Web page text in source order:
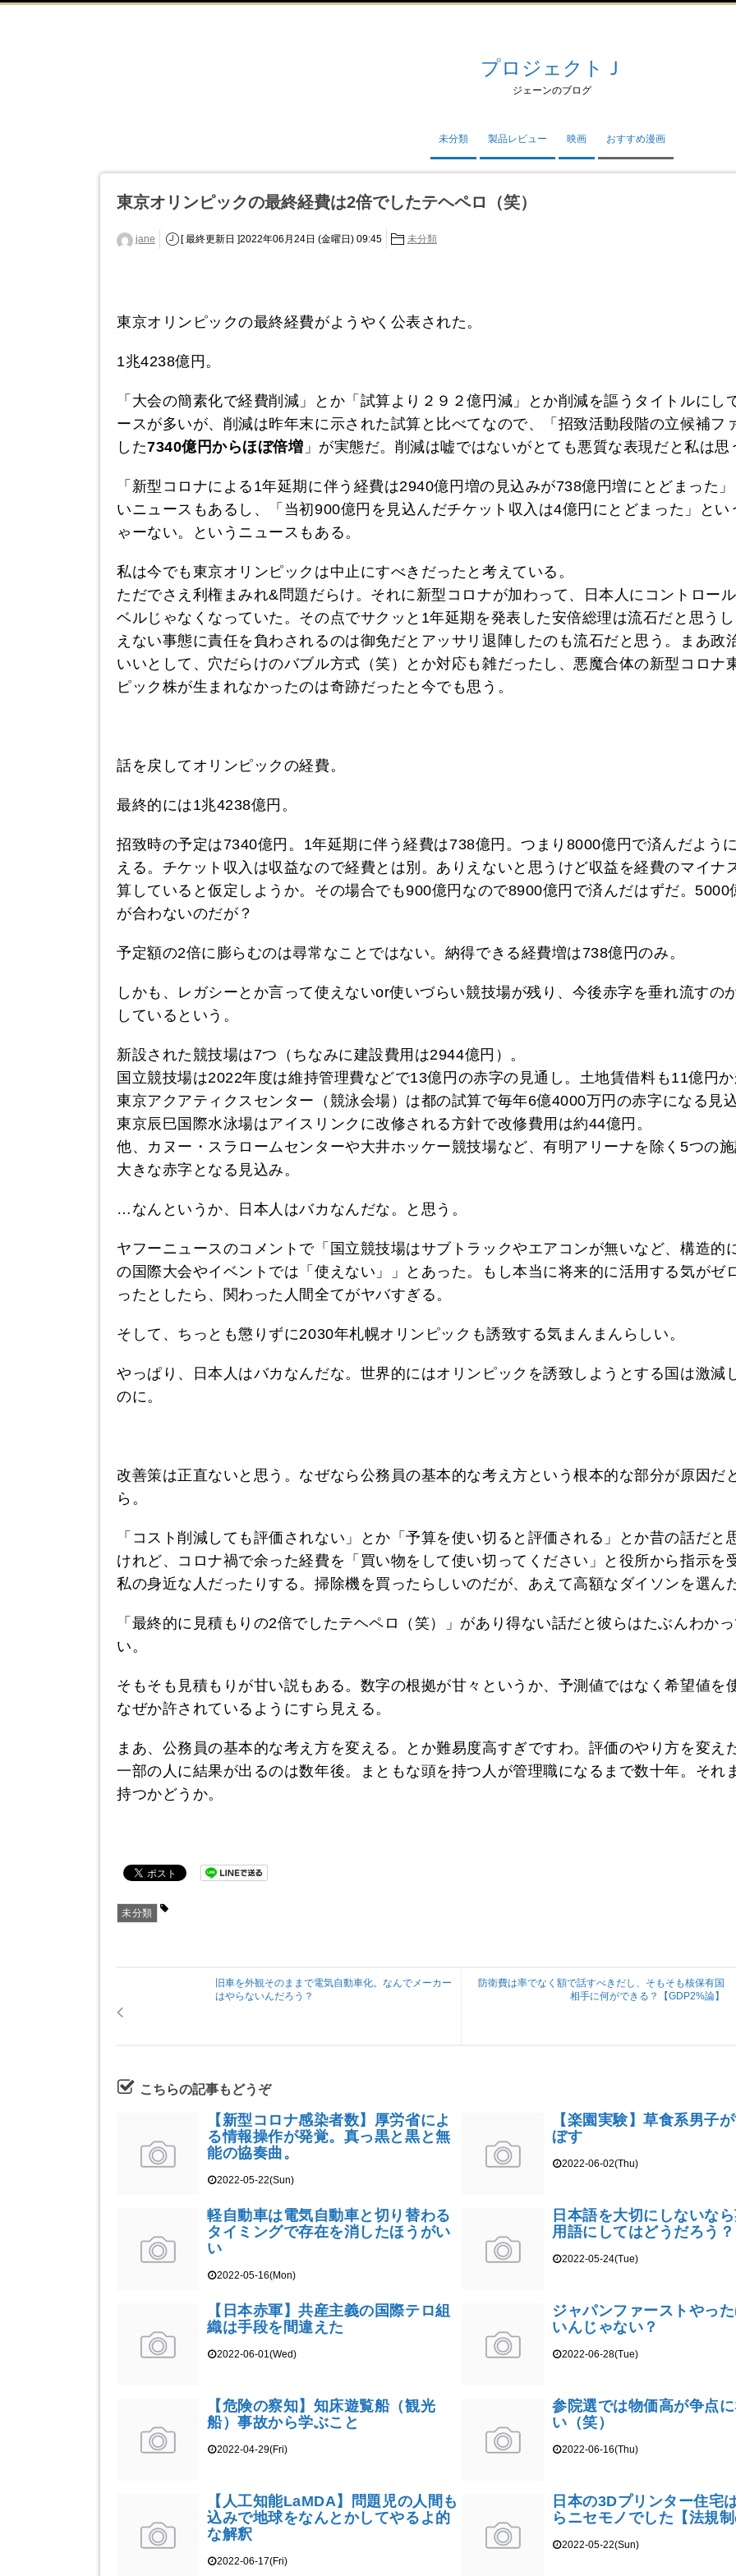
プロジェクトＪ
ジェーンのブログ
未分類 製品レビュー 映画 おすすめ漫画
東京オリンピックの最終経費は2倍でしたテヘペロ（笑）
jane [ 最終更新日 ]2022年06月24日 (金曜日) 09:45 未分類
東京オリンピックの最終経費がようやく公表された。
1兆4238億円。
「大会の簡素化で経費削減」とか「試算より２９２億円減」とか削減を謳うタイトルにし
ースが多いが、削減は昨年末に示された試算と比べてなので、「招致活動段階の立候補フ
した7340億円からほぼ倍増 」が実態だ。削減は嘘ではないがとても悪質な表現だと私は思
「新型コロナによる1年延期に伴う経費は2940億円増の見込みが738億円増にとどまった
いニュースもあるし、「当初900億円を見込んだチケット収入は4億円にとどまった」とい
ゃーない。というニュースもある。
私は今でも東京オリンピックは中止にすべきだったと考えている。
ただでさえ利権まみれ&問題だらけ。それに新型コロナが加わって、日本人にコントロー
ベルじゃなくなっていた。その点でサクッと1年延期を発表した安倍総理は流石だと思う
えない事態に責任を負わされるのは御免だとアッサリ退陣したのも流石だと思う。まあ政
いいとして、穴だらけのバブル方式（笑）とか対応も雑だったし、悪魔合体の新型コロナ
ピック株が生まれなかったのは奇跡だったと今でも思う。
話を戻してオリンピックの経費。
最終的には1兆4238億円。
招致時の予定は7340億円。1年延期に伴う経費は738億円。つまり8000億円で済んだよう
える。チケット収入は収益なので経費とは別。ありえないと思うけど収益を経費のマイナ
算していると仮定しようか。その場合でも900億円なので8900億円で済んだはずだ。5000
が合わないのだが？
予定額の2倍に膨らむのは尋常なことではない。納得できる経費増は738億円のみ。
しかも、レガシーとか言って使えないor使いづらい競技場が残り、今後赤字を垂れ流すの
しているという。
新設された競技場は7つ（ちなみに建設費用は2944億円）。
国立競技場は2022年度は維持管理費などで13億円の赤字の見通し。土地賃借料も11億円
東京アクアティクスセンター（競泳会場）は都の試算で毎年6億4000万円の赤字になる見
東京辰巳国際水泳場はアイスリンクに改修される方針で改修費用は約44億円。
他、カヌー・スラロームセンターや大井ホッケー競技場など、有明アリーナを除く5つの
大きな赤字となる見込み。
…なんというか、日本人はバカなんだな。と思う。
ヤフーニュースのコメントで「国立競技場はサブトラックやエアコンが無いなど、構造的
の国際大会やイベントでは「使えない」」とあった。もし本当に将来的に活用する気がゼ
ったとしたら、関わった人間全てがヤバすぎる。
そして、ちっとも懲りずに2030年札幌オリンピックも誘致する気まんまんらしい。
やっぱり、日本人はバカなんだな。世界的にはオリンピックを誘致しようとする国は激減
のに。
改善策は正直ないと思う。なぜなら公務員の基本的な考え方という根本的な部分が原因だ
ら。
「コスト削減しても評価されない」とか「予算を使い切ると評価される」とか昔の話だと
けれど、コロナ禍で余った経費を「買い物をして使い切ってください」と役所から指示を
私の身近な人だったりする。掃除機を買ったらしいのだが、あえて高額なダイソンを選ん
「最終的に見積もりの2倍でしたテヘペロ（笑）」があり得ない話だと彼らはたぶんわか
い。
そもそも見積もりが甘い説もある。数字の根拠が甘々というか、予測値ではなく希望値を
なぜか許されているようにすら見える。
まあ、公務員の基本的な考え方を変える。とか難易度高すぎですわ。評価のやり方を変え
一部の人に結果が出るのは数年後。まともな頭を持つ人が管理職になるまで数十年。それ
持つかどうか。
未分類
旧車を外観そのままで電気自動車化。なんでメーカー
はやらないんだろう？
防衛費は率でなく額で話すべきだし、そもそも核保有国
相手に何ができる？【GDP2%論】
こちらの記事もどうぞ
【新型コロナ感染者数】厚労省によ
る情報操作が発覚。真っ黒と黒と無
能の協奏曲。
2022-05-22(Sun)
【楽園実験】草食系男子
ぼす
2022-06-02(Thu)
軽自動車は電気自動車と切り替わる
タイミングで存在を消したほうがい
い
2022-05-16(Mon)
日本語を大切にしないな
用語にしてはどうだろう？
2022-05-24(Tue)
【日本赤軍】共産主義の国際テロ組
織は手段を間違えた
2022-06-01(Wed)
ジャパンファーストやっ
いんじゃない？
2022-06-28(Tue)
【危険の察知】知床遊覧船（観光
船）事故から学ぶこと
2022-04-29(Fri)
参院選では物価高が争点
い（笑）
2022-06-16(Thu)
【人工知能LaMDA】問題児の人間も
込みで地球をなんとかしてやるよ的
な解釈
2022-06-17(Fri)
日本の3Dプリンター住宅
らニセモノでした【法規
2022-05-22(Sun)